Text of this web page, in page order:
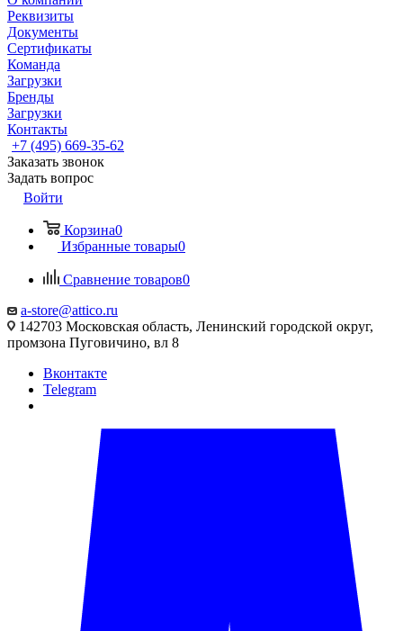
Реквизиты
Документы
Сертификаты
Команда
Загрузки
Бренды
Загрузки
Контакты
+7 (495) 669-35-62
Заказать звонок
Задать вопрос
Войти
Корзина0
Избранные товары0
Сравнение товаров0
a-store@attico.ru
142703 Московская область, Ленинский городской округ,
промзона Пуговичино, вл 8
Вконтакте
Telegram